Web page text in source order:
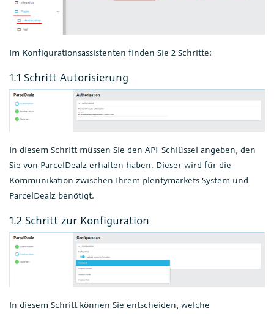
Im Konfigurationsassistenten finden Sie 2 Schritte:
1.1 Schritt Autorisierung
In diesem Schritt müssen Sie den API-Schlüssel angeben, den
Sie von ParcelDealz erhalten haben. Dieser wird für die
Kommunikation zwischen Ihrem plentymarkets System und
ParcelDealz benötigt.
1.2 Schritt zur Konfiguration
In diesem Schritt können Sie entscheiden, welche